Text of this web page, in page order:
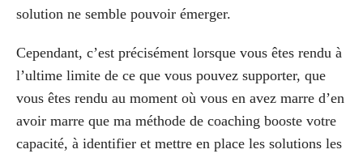
solution ne semble pouvoir émerger.
Cependant, c’est précisément lorsque vous êtes rendu à
l’ultime limite de ce que vous pouvez supporter, que
vous êtes rendu au moment où vous en avez marre d’en
avoir marre que ma méthode de coaching booste votre
capacité, à identifier et mettre en place les solutions les